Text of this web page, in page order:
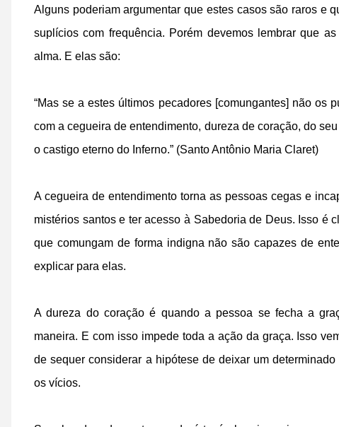
Alguns poderiam argumentar que estes casos são raros e
suplícios com frequência. Porém devemos lembrar que
alma. E elas são:
“Mas se a estes últimos pecadores [comungantes] não os
com a cegueira de entendimento, dureza de coração, do
o castigo eterno do Inferno.” (Santo Antônio Maria Claret)
A cegueira de entendimento torna as pessoas cegas e
mistérios santos e ter acesso à Sabedoria de Deus. Isso é
que comungam de forma indigna não são capazes de
explicar para elas.
A dureza do coração é quando a pessoa se fecha a
maneira. E com isso impede toda a ação da graça. Isso
de sequer considerar a hipótese de deixar um
os vícios.